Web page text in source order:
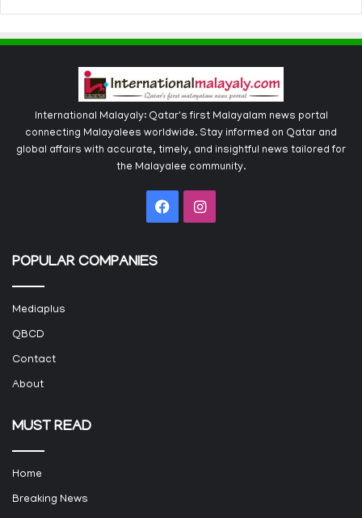
International Malayaly: Qatar's first Malayalam news portal
connecting Malayalees worldwide. Stay informed on Qatar and
global affairs with accurate, timely, and insightful news tailored for
the Malayalee community.
FacebookInstagram
POPULAR COMPANIES
Mediaplus
QBCD
Contact
About
MUST READ
Home
Breaking News